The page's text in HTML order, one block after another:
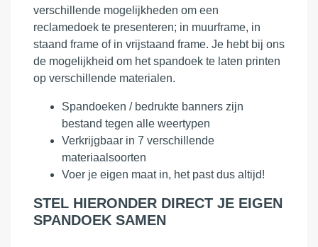
verschillende mogelijkheden om een
reclamedoek te presenteren; in muurframe, in
staand frame of in vrijstaand frame. Je hebt bij ons
de mogelijkheid om het spandoek te laten printen
op verschillende materialen.
Spandoeken / bedrukte banners zijn
bestand tegen alle weertypen
Verkrijgbaar in 7 verschillende
materiaalsoorten
Voer je eigen maat in, het past dus altijd!
STEL HIERONDER DIRECT JE EIGEN
SPANDOEK SAMEN